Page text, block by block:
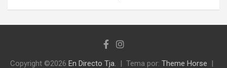
Copyright ©2026 En Directo Tja. Tema por: Theme Horse